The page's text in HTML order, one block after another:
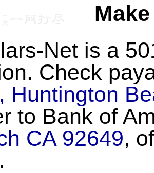
Net is a
Check
Huntington
to Bank of
CA 92649,